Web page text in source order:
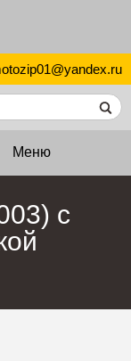
Меню
с